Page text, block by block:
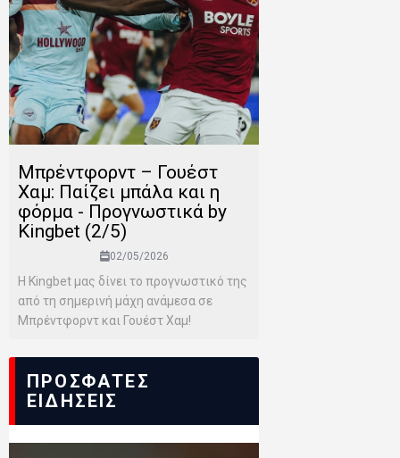
Μπρέντφορντ – Γουέστ
Χαμ: Παίζει μπάλα και η
φόρμα - Προγνωστικά by
Kingbet (2/5)
02/05/2026
Η Kingbet μας δίνει το προγνωστικό της
από τη σημερινή μάχη ανάμεσα σε
Μπρέντφορντ και Γουέστ Χαμ!
ΠΡΟΣΦΑΤΕΣ
ΕΙΔΗΣΕΙΣ